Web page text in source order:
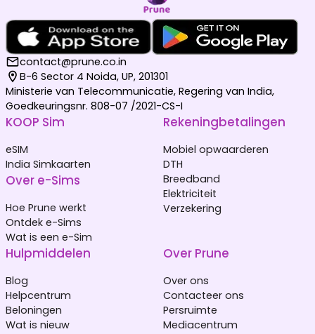
contact@prune.co.in
B-6 Sector 4 Noida, UP, 201301
Ministerie van Telecommunicatie, Regering van India,
Goedkeuringsnr. 808-07 /2021-CS-I
KOOP Sim
eSIM
India Simkaarten
Over e-Sims
Hoe Prune werkt
Ontdek e-Sims
Wat is een e-Sim
Rekeningbetalingen
Mobiel opwaarderen
DTH
Breedband
Elektriciteit
Verzekering
Hulpmiddelen
Blog
Helpcentrum
Beloningen
Wat is nieuw
Over Prune
Over ons
Contacteer ons
Persruimte
Mediacentrum